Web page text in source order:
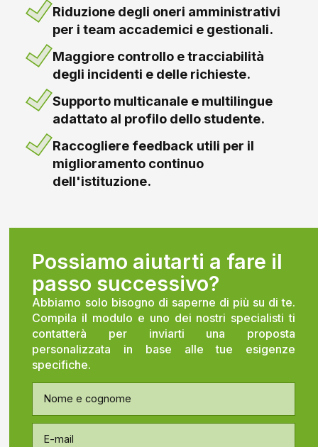
Riduzione degli oneri amministrativi
per i team accademici e gestionali.
Maggiore controllo e tracciabilità
degli incidenti e delle richieste.
Supporto multicanale e multilingue
adattato al profilo dello studente.
Raccogliere feedback utili per il
miglioramento continuo
dell'istituzione.
Possiamo aiutarti a fare il
passo successivo?
Abbiamo solo bisogno di saperne di più su di te.
Compila il modulo e uno dei nostri specialisti ti
contatterà per inviarti una proposta
personalizzata in base alle tue esigenze
specifiche.